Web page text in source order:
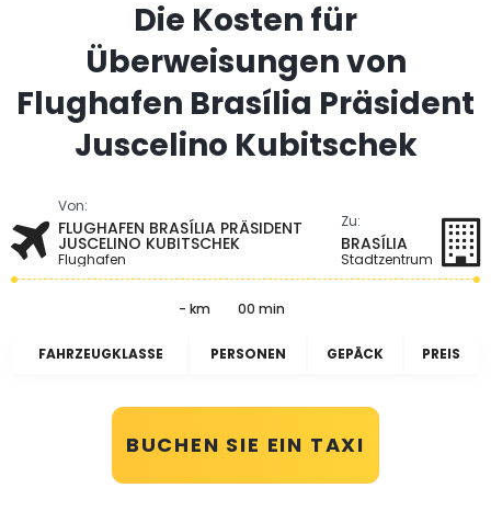
Die Kosten für
Überweisungen von
Flughafen Brasília Präsident
Juscelino Kubitschek
Von:
FLUGHAFEN BRASÍLIA PRÄSIDENT
JUSCELINO KUBITSCHEK
Flughafen
Zu:
BRASÍLIA
Stadtzentrum
- km 00 min
FAHRZEUGKLASSE PERSONEN GEPÄCK PREIS
BUCHEN SIE EIN TAXI